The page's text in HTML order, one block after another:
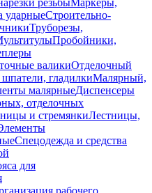
резьбыМаркеры,
ударныеСтроительно-
Труборезы,
Пробойники,
валикиОтделочный
гладилкиМалярный,
малярныеДиспенсеры
отделочных
и стремянкиЛестницы,
Спецодежда и средства
для
рабочего